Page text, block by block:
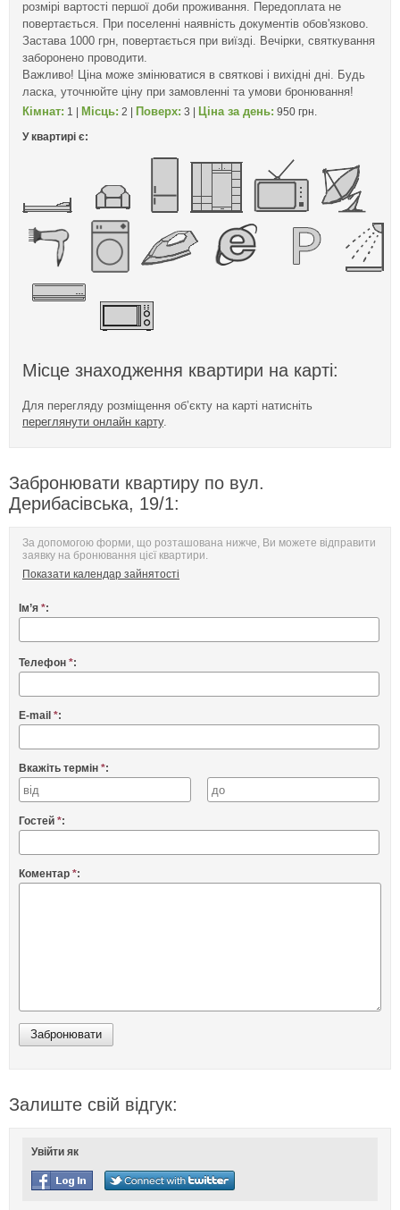
розмірі вартості першої доби проживання. Передоплата не
повертається. При поселенні наявність документів обов'язково.
Застава 1000 грн, повертається при виїзді. Вечірки, святкування
заборонено проводити.
Важливо! Ціна може змінюватися в святкові і вихідні дні. Будь
ласка, уточнюйте ціну при замовленні та умови бронювання!
Кімнат: 1 | Місць: 2 | Поверх: 3 | Ціна за день: 950 грн.
У квартирі є:
Місце знаходження квартири на карті:
Для перегляду розміщення об’єкту на карті натисніть
переглянути онлайн карту.
Забронювати квартиру по вул.
Дерибасівська, 19/1:
За допомогою форми, що розташована нижче, Ви можете відправити
заявку на бронювання цієї квартири.
Показати календар зайнятості
Ім’я *:
Телефон *:
E-mail *:
Вкажіть термін *:
Гостей *:
Коментар *:
Залиште свій відгук:
Увійти як